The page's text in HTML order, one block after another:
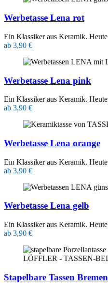
Werbetasse Lena rot
Ein Klassiker aus Keramik.
ab 3,90 €
Werbetasse Lena pink
Ein Klassiker aus Keramik.
ab 3,90 €
Werbetasse Lena orange
Ein Klassiker aus Keramik.
ab 3,90 €
Werbetasse Lena gelb
Ein Klassiker aus Keramik.
ab 3,90 €
Stapelbare Tassen Bremen